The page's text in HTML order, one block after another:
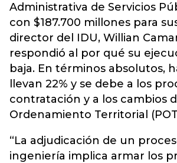
Administrativa de Servicios
con $187.700 millones para
director del IDU, Willian
respondió al por qué su
baja. En términos absolutos,
llevan 22% y se debe a los
contratación y a los cambios
Ordenamiento Territorial
“La adjudicación de un
ingeniería implica armar los